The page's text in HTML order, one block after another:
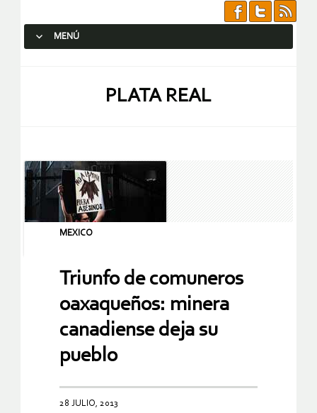
MENÚ
PLATA REAL
MEXICO
Triunfo de comuneros
oaxaqueños: minera
canadiense deja su
pueblo
28 JULIO, 2013